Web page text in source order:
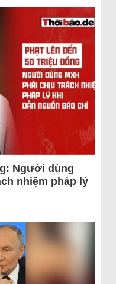
Người dùng
nhiệm pháp lý